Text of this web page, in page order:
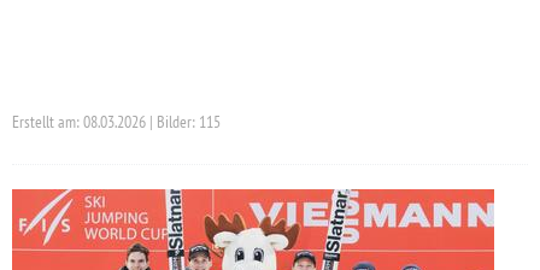
Erstellt am: 08.03.2026 | Bilder: 115